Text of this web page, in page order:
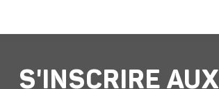
S'INSCRIRE AUX